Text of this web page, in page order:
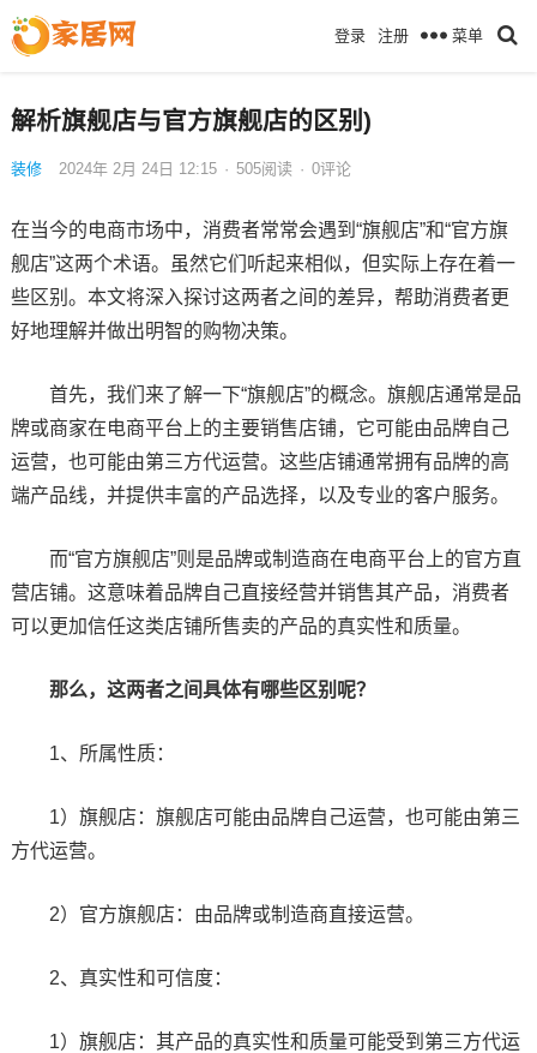
登录 注册 菜单
解析旗舰店与官方旗舰店的区别)
装修 2024年 2月 24日 12:15 · 505阅读 · 0评论
在当今的电商市场中，消费者常常会遇到“旗舰店”和“官方旗
舰店”这两个术语。虽然它们听起来相似，但实际上存在着一
些区别。本文将深入探讨这两者之间的差异，帮助消费者更
好地理解并做出明智的购物决策。
首先，我们来了解一下“旗舰店”的概念。旗舰店通常是品
牌或商家在电商平台上的主要销售店铺，它可能由品牌自己
运营，也可能由第三方代运营。这些店铺通常拥有品牌的高
端产品线，并提供丰富的产品选择，以及专业的客户服务。
而“官方旗舰店”则是品牌或制造商在电商平台上的官方直
营店铺。这意味着品牌自己直接经营并销售其产品，消费者
可以更加信任这类店铺所售卖的产品的真实性和质量。
那么，这两者之间具体有哪些区别呢？
1、所属性质：
1）旗舰店：旗舰店可能由品牌自己运营，也可能由第三
方代运营。
2）官方旗舰店：由品牌或制造商直接运营。
2、真实性和可信度：
1）旗舰店：其产品的真实性和质量可能受到第三方代运